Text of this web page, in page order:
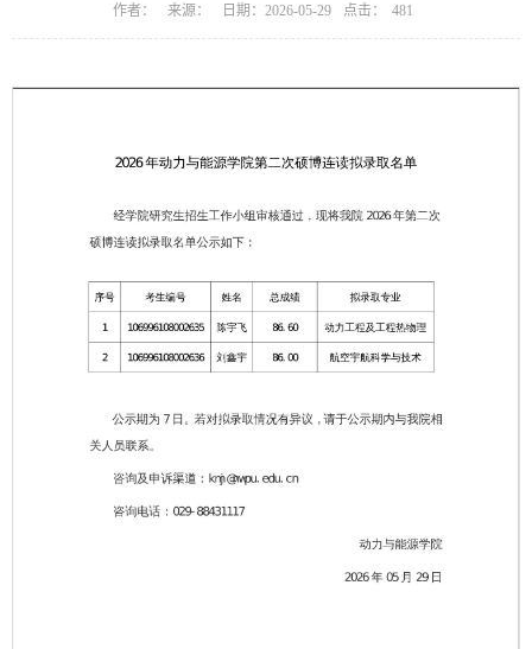
作者： 来源： 日期：2026-05-29 点击： 481